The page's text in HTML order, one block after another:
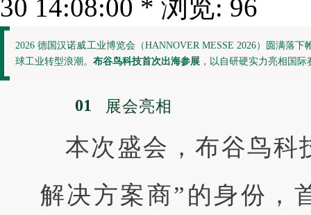
30 14:08:00 * 浏览: 96
2026 德国汉诺威工业博览会（HANNOVER MESSE 2026）圆满落
球工业转型浪潮。布谷鸟科技首次出海参展 ，以自研硬实力亮相国际
01 展会亮相
本次盛会，布谷鸟科
解决方案商” 的身份，